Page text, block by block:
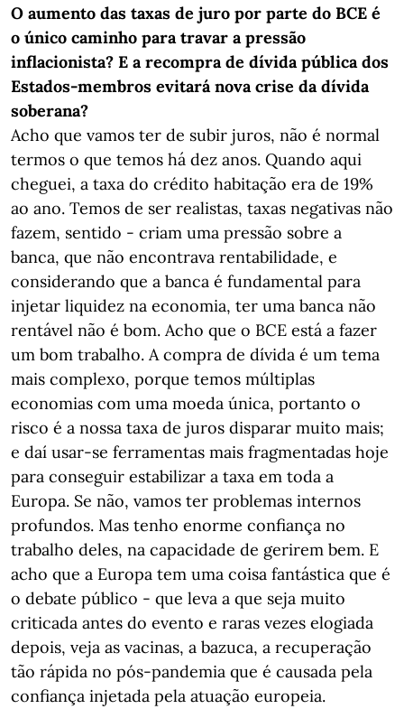
O aumento das taxas de juro por parte do BCE é
o único caminho para travar a pressão
inflacionista? E a recompra de dívida pública dos
Estados-membros evitará nova crise da dívida
soberana?
Acho que vamos ter de subir juros, não é normal
termos o que temos há dez anos. Quando aqui
cheguei, a taxa do crédito habitação era de 19%
ao ano. Temos de ser realistas, taxas negativas não
fazem, sentido - criam uma pressão sobre a
banca, que não encontrava rentabilidade, e
considerando que a banca é fundamental para
injetar liquidez na economia, ter uma banca não
rentável não é bom. Acho que o BCE está a fazer
um bom trabalho. A compra de dívida é um tema
mais complexo, porque temos múltiplas
economias com uma moeda única, portanto o
risco é a nossa taxa de juros disparar muito mais;
e daí usar-se ferramentas mais fragmentadas hoje
para conseguir estabilizar a taxa em toda a
Europa. Se não, vamos ter problemas internos
profundos. Mas tenho enorme confiança no
trabalho deles, na capacidade de gerirem bem. E
acho que a Europa tem uma coisa fantástica que é
o debate público - que leva a que seja muito
criticada antes do evento e raras vezes elogiada
depois, veja as vacinas, a bazuca, a recuperação
tão rápida no pós-pandemia que é causada pela
confiança injetada pela atuação europeia.